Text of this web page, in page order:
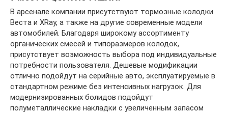
В арсенале компании присутствуют тормозные колодки
Веста и XRay, а также на другие современные модели
автомобилей. Благодаря широкому ассортименту
органических смесей и типоразмеров колодок,
присутствует возможность выбора под индивидуальные
потребности пользователя. Дешевые модификации
отлично подойдут на серийные авто, эксплуатируемые в
стандартном режиме без интенсивных нагрузок. Для
модернизированных болидов подойдут
полуметаллические накладки с увеличенным запасом